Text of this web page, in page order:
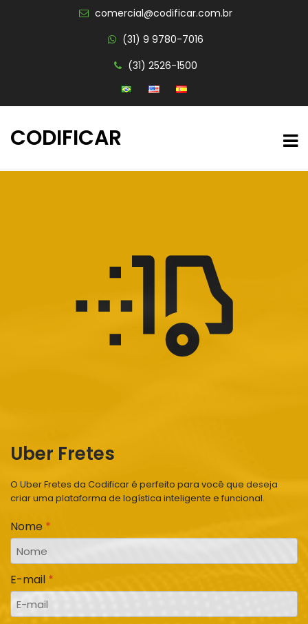
comercial@codificar.com.br
(31) 9 9780-7016
(31) 2526-1500
CODIFICAR
Uber Fretes
O Uber Fretes da Codificar é perfeito para você que deseja
criar uma plataforma de logística inteligente e funcional.
Nome
E-mail